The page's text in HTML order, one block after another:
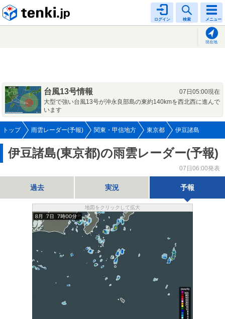
ログイン 検索 メニュー
現在地
台風13号情報
07日05:00現在
大型で強い台風13号が沖永良部島の東約140kmを西北西に進んで
います
トップ 雨雲レーダー(予報) 関東・甲信地方 東京都 伊豆諸島
伊豆諸島(東京都)の雨雲レーダー(予報)
07日06:00発表
過去 実況 予報
地図をクリックして拡大